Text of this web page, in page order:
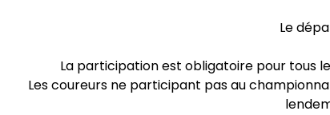
Le
La participation est obligatoire pour tous
Les coureurs ne participant pas au